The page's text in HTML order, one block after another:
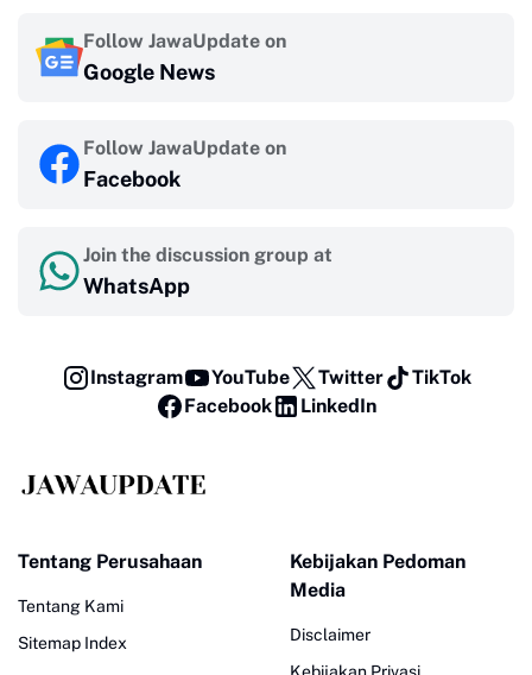
Follow JawaUpdate on
Google News
Follow JawaUpdate on
Facebook
Join the discussion group at
WhatsApp
Instagram YouTube Twitter
TikTok
Facebook
LinkedIn
Tentang Perusahaan
Tentang Kami
Sitemap Index
Kebijakan Pedoman
Media
Disclaimer